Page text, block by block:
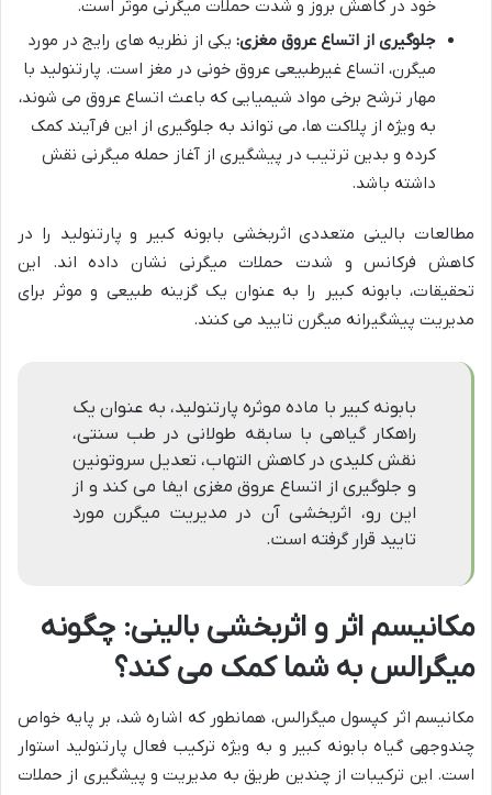
خود در کاهش بروز و شدت حملات میگرنی موثر است.
جلوگیری از اتساع عروق مغزی: یکی از نظریه های رایج در مورد
میگرن، اتساع غیرطبیعی عروق خونی در مغز است. پارتنولید با
مهار ترشح برخی مواد شیمیایی که باعث اتساع عروق می شوند،
به ویژه از پلاکت ها، می تواند به جلوگیری از این فرآیند کمک
کرده و بدین ترتیب در پیشگیری از آغاز حمله میگرنی نقش
داشته باشد.
مطالعات بالینی متعددی اثربخشی بابونه کبیر و پارتنولید را در
کاهش فرکانس و شدت حملات میگرنی نشان داده اند. این
تحقیقات، بابونه کبیر را به عنوان یک گزینه طبیعی و موثر برای
مدیریت پیشگیرانه میگرن تایید می کنند.
بابونه کبیر با ماده موثره پارتنولید، به عنوان یک
راهکار گیاهی با سابقه طولانی در طب سنتی،
نقش کلیدی در کاهش التهاب، تعدیل سروتونین
و جلوگیری از اتساع عروق مغزی ایفا می کند و از
این رو، اثربخشی آن در مدیریت میگرن مورد
تایید قرار گرفته است.
مکانیسم اثر و اثربخشی بالینی: چگونه
میگرالس به شما کمک می کند؟
مکانیسم اثر کپسول میگرالس، همانطور که اشاره شد، بر پایه خواص
چندوجهی گیاه بابونه کبیر و به ویژه ترکیب فعال پارتنولید استوار
است. این ترکیبات از چندین طریق به مدیریت و پیشگیری از حملات